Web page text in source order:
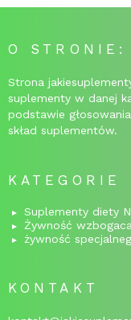
O STRONIE:
Strona
suplementy w danej
podstawie
skład suplementów.
KATEGORIE
Suplementy diety
Żywność
żywność
KONTAKT